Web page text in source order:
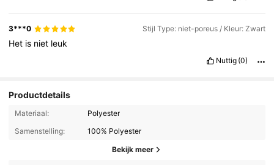
3***0 Stijl Type: niet-poreus / Kleur: Zwart
Het is niet leuk
Nuttig (0)
Productdetails
Materiaal:
Polyester
Samenstelling:
100% Polyester
Bekijk meer